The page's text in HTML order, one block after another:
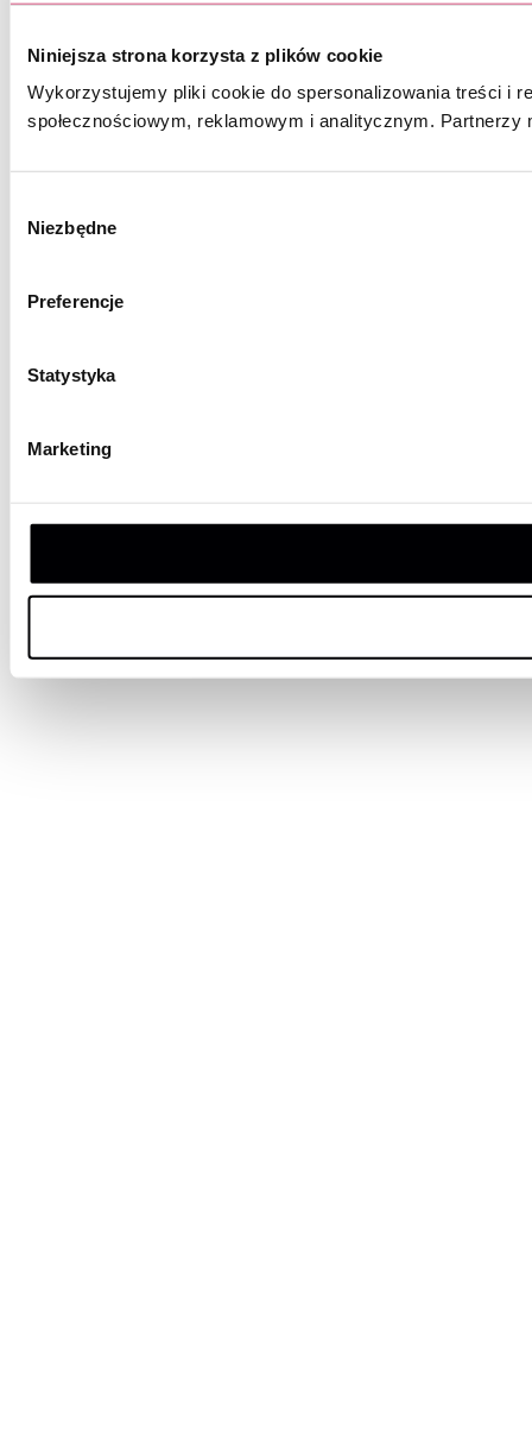
Niniejsza strona korzysta z plików cookie
Wykorzystujemy pliki cookie do spersonalizowania treści i
społecznościowym, reklamowym i analitycznym.
zgody
Niezbędne
Preferencje
Statystyka
Marketing